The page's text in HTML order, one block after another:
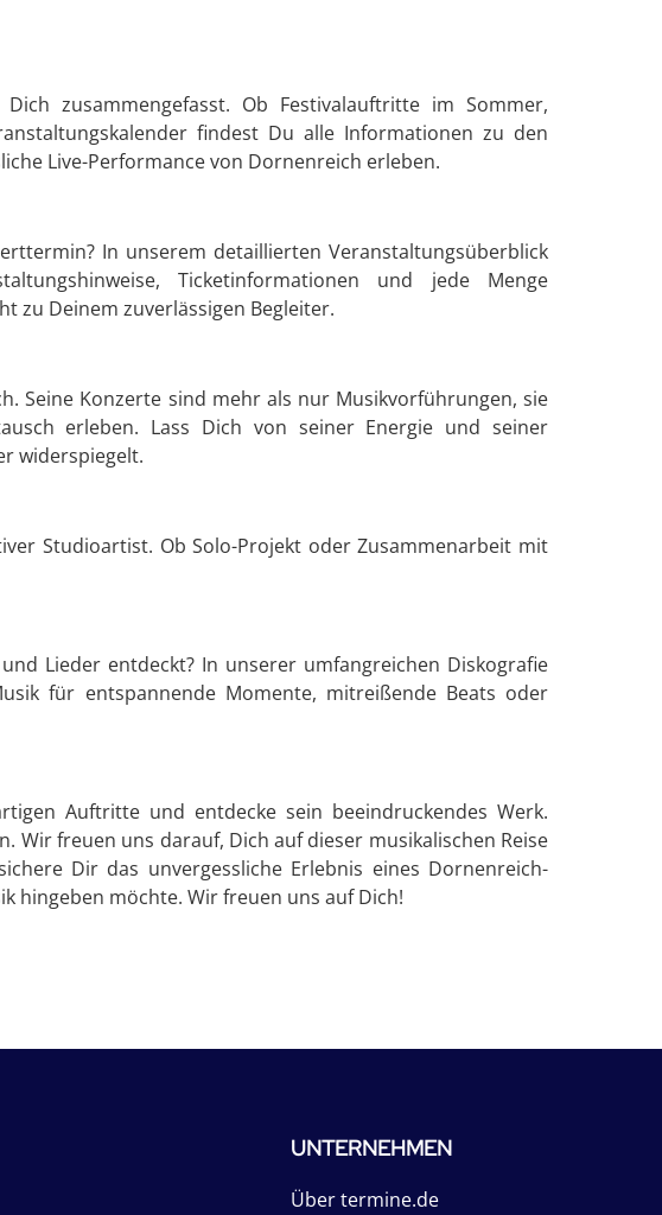
zusammengefasst. Ob Festivalauftritte im Sommer,
findest Du alle Informationen zu den
Live-Performance von Dornenreich erleben.
In unserem detaillierten Veranstaltungsüberblick
Ticketinformationen und jede Menge
zu Deinem zuverlässigen Begleiter.
Seine Konzerte sind mehr als nur Musikvorführungen, sie
erleben. Lass Dich von seiner Energie und seiner
widerspiegelt.
Studioartist. Ob Solo-Projekt oder Zusammenarbeit mit
Lieder entdeckt? In unserer umfangreichen Diskografie
für entspannende Momente, mitreißende Beats oder
Auftritte und entdecke sein beeindruckendes Werk.
Wir freuen uns darauf, Dich auf dieser musikalischen Reise
Dir das unvergessliche Erlebnis eines Dornenreich-
hingeben möchte. Wir freuen uns auf Dich!
UNTERNEHMEN
Über termine.de